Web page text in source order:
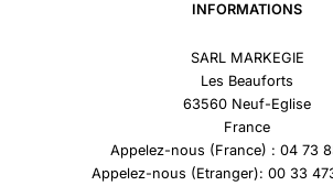
INFORMATIONS
SARL MARKEGIE
Les Beauforts
63560 Neuf-Eglise
France
Appelez-nous (France) : 04 73
Appelez-nous (Etranger): 00 33